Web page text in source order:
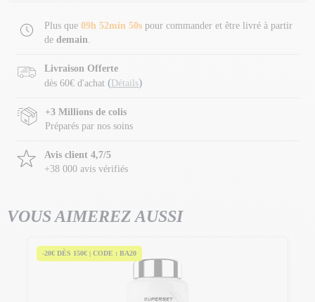
Plus que 09h 52min 49s pour commander et être livré à partir
de demain.
Livraison Offerte
dès 60€ d'achat ( Détails)
+3 Millions de colis
Préparés par nos soins
Avis client 4,7/5
+38 000 avis vérifiés
VOUS AIMEREZ AUSSI
-20€ DÈS 150€ | CODE : BA20